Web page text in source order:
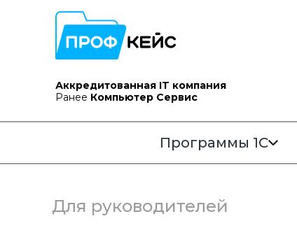
Аккредитованная IT компания
Ранее Компьютер Сервис
Программы 1С
Для руководителей